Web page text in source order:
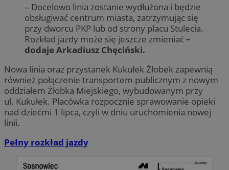
– Docelowo linia zostanie wydłużona i będzie
obsługiwać centrum miasta, zatrzymując się
przy dworcu PKP lub od strony placu Stulecia.
Rozkład jazdy może się jeszcze zmieniać–
dodaje Arkadiusz Chęciński.
Nowa linia oraz przystanek Kukułek Żłobek zapewnią
również połączenie transportem publicznym z nowym
oddziałem Żłobka Miejskiego, wybudowanym przy
ul. Kukułek. Placówka rozpocznie sprawowanie opieki
nad dziećmi 1 lipca, czyli w dniu uruchomienia nowej
linii.
Pełny rozkład jazdy